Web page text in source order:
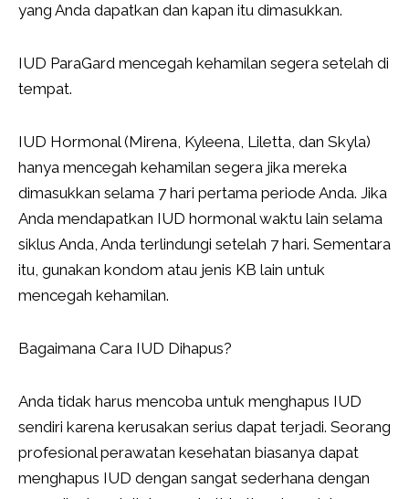
yang Anda dapatkan dan kapan itu dimasukkan.
IUD ParaGard mencegah kehamilan segera setelah di
tempat.
IUD Hormonal (Mirena, Kyleena, Liletta, dan Skyla)
hanya mencegah kehamilan segera jika mereka
dimasukkan selama 7 hari pertama periode Anda. Jika
Anda mendapatkan IUD hormonal waktu lain selama
siklus Anda, Anda terlindungi setelah 7 hari. Sementara
itu, gunakan kondom atau jenis KB lain untuk
mencegah kehamilan.
Bagaimana Cara IUD Dihapus?
Anda tidak harus mencoba untuk menghapus IUD
sendiri karena kerusakan serius dapat terjadi. Seorang
profesional perawatan kesehatan biasanya dapat
menghapus IUD dengan sangat sederhana dengan